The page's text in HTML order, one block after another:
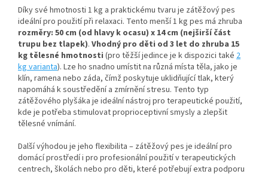
Díky své hmotnosti 1 kg a praktickému tvaru je zátěžový pes
ideální pro použití při relaxaci. Tento menší 1 kg pes má zhruba
rozměry: 50 cm (od hlavy k ocasu) x 14 cm (nejširší část
trupu bez tlapek). Vhodný pro děti od 3 let do zhruba 15
kg tělesné hmotnosti (pro těžší jedince je k dispozici také 2
kg varianta). Lze ho snadno umístit na různá místa těla, jako je
klín, ramena nebo záda, čímž poskytuje uklidňující tlak, který
napomáhá k soustředění a zmírnění stresu. Tento typ
zátěžového plyšáka je ideální nástroj pro terapeutické použití,
kde je potřeba stimulovat proprioceptivní smysly a zlepšit
tělesné vnímání.
Další výhodou je jeho flexibilita – zátěžový pes je ideální pro
domácí prostředí i pro profesionální použití v terapeutických
centrech, školách nebo pro děti, které potřebují extra podporu